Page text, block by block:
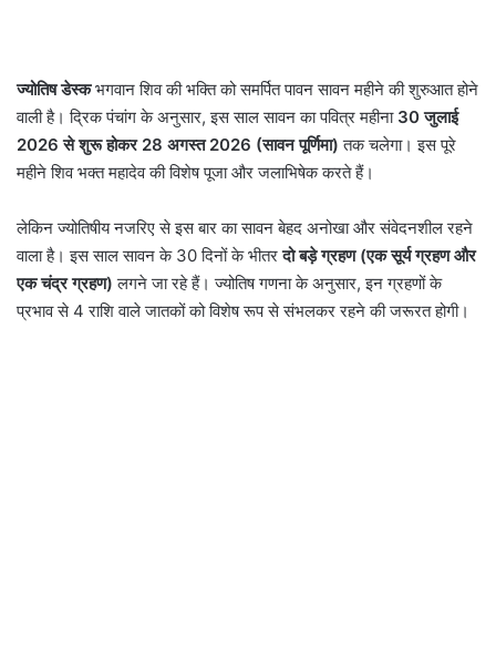
ज्योतिष डेस्कभगवान शिव की भक्ति को समर्पित पावन सावन महीने की शुरुआत होने
वाली है। द्रिक पंचांग के अनुसार, इस साल सावन का पवित्र महीना 30 जुलाई
2026 से शुरू होकर 28 अगस्त 2026 (सावन पूर्णिमा) तक चलेगा। इस पूरे
महीने शिव भक्त महादेव की विशेष पूजा और जलाभिषेक करते हैं।
लेकिन ज्योतिषीय नजरिए से इस बार का सावन बेहद अनोखा और संवेदनशील रहने
वाला है। इस साल सावन के 30 दिनों के भीतरदो बड़े ग्रहण (एक सूर्य ग्रहण और
एक चंद्र ग्रहण) लगने जा रहे हैं। ज्योतिष गणना के अनुसार, इन ग्रहणों के
प्रभाव से 4 राशि वाले जातकों को विशेष रूप से संभलकर रहने की जरूरत होगी।